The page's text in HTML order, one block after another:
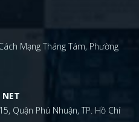
Mạng Tháng Tám, Phường
NET
Quận Phú Nhuận, TP. Hồ Chí